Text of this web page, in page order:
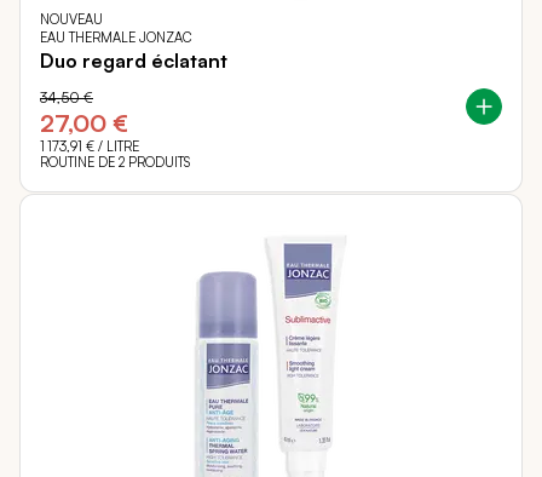
NOUVEAU
EAU THERMALE JONZAC
Duo regard éclatant
27,00 €
34,50 €
1 173,91 € / LITRE
ROUTINE DE 2 PRODUITS